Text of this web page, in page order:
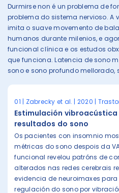
Durmirse non é un problema de
problema do sistema nervioso. A
imita o suave movemento de
humanos durante milenios, e
funcional clínica e os estudos
que funciona. Latencia de sono
sono e sono profundo mellorado,
01 | Zabrecky et al. | 2020 |
Estimulación
resultados do sono
Os pacientes con insomnio
métricas do sono despois da
funcional revelou patróns de
alterados nas redes cerebrais
evidencia de neuroimaxes
regulación do sono por